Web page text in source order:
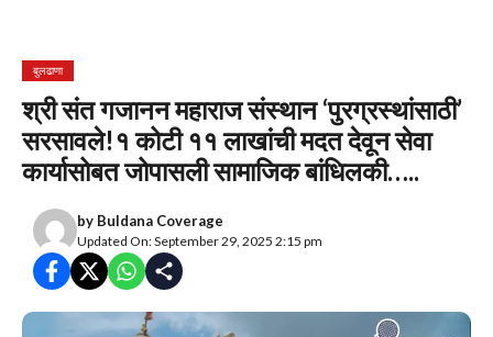
बुलढाणा
श्री संत गजानन महाराज संस्थान ‘पुरग्रस्थांसाठी’
सरसावले!१ कोटी ११ लाखांची मदत देवून सेवा
कार्यासोबत जोपासली सामाजिक बांधिलकी…..
by Buldana Coverage
Updated On: September 29, 2025 2:15 pm